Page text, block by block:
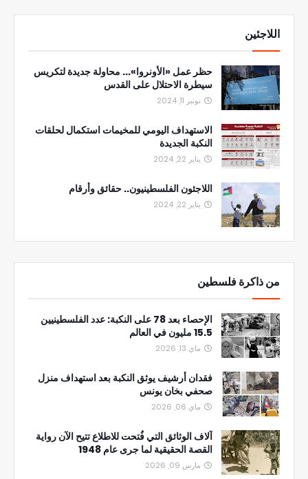
اللاجئين
حظر عمل «الأونروا»... محاولة جديدة لتكريس
سيطرة الاحتلال على القدس
نونبر 11, 2024
الاستهداف اليومي للمخيمات استكمال لحلقات
النكبة الجديدة
يناير 22, 2024
اللاجئون الفلسطينيون.. حقائق وأرقام
يناير 22, 2024
من ذاكرة فلسطين
الإحصاء بعد 78 على النكبة: عدد الفلسطينيين
15.5 مليون في العالم
ماي 13, 2026
فقدان أرشيف يوثق النكبة بعد استهداف منزل
صحفي بخان يونس
ماي 06, 2026
آلاف الوثائق التي فُتحت للاطلاع تتيح الآن رواية
القصة الحقيقية لما جرى عام 1948
مارس 09, 2026